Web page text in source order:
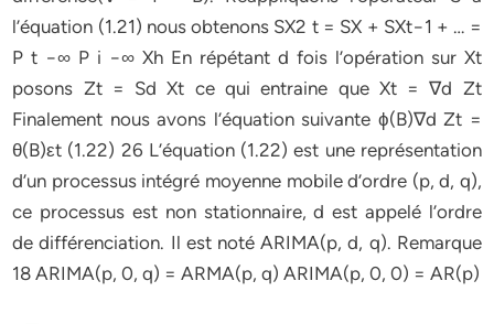
l’équation (1.21) nous obtenons SX2 t = SX + SXt−1 + … =
P t −∞ P i −∞ Xh En répétant d fois l’opération sur Xt
posons Zt = Sd Xt ce qui entraine que Xt = ∇d Zt
Finalement nous avons l’équation suivante ϕ(B)∇d Zt =
θ(B)εt (1.22) 26 L’équation (1.22) est une représentation
d’un processus intégré moyenne mobile d’ordre (p, d, q),
ce processus est non stationnaire, d est appelé l’ordre
de différenciation. Il est noté ARIMA(p, d, q). Remarque
18 ARIMA(p, 0, q) = ARMA(p, q) ARIMA(p, 0, 0) = AR(p)